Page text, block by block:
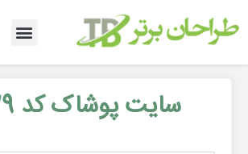
سایت پوشاک کد 3329